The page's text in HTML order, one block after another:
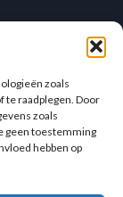
zoals
te raadplegen. Door
zoals
geen toestemming
hebben op